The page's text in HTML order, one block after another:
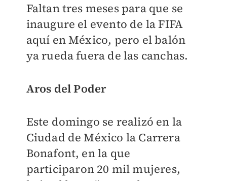
Faltan tres meses para que se
inaugure el evento de la FIFA
aquí en México, pero el balón
ya rueda fuera de las canchas.
Aros del Poder
Este domingo se realizó en la
Ciudad de México la Carrera
Bonafont, en la que
participaron 20 mil mujeres,